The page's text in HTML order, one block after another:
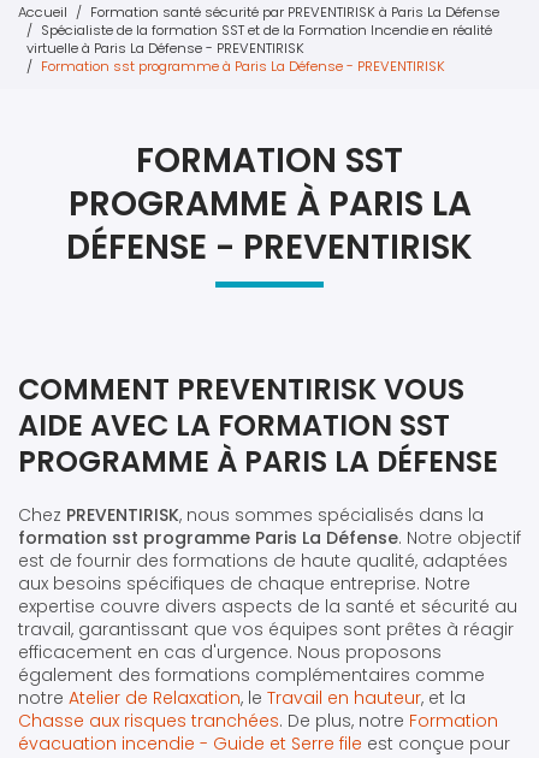
Accueil
Formation santé sécurité par PREVENTIRISK à Paris La Défense
Spécialiste de la formation SST et de la Formation Incendie en réalité
virtuelle à Paris La Défense - PREVENTIRISK
Formation sst programme à Paris La Défense - PREVENTIRISK
FORMATION SST
PROGRAMME À PARIS LA
DÉFENSE - PREVENTIRISK
COMMENT PREVENTIRISK VOUS
AIDE AVEC LA FORMATION SST
PROGRAMME À PARIS LA DÉFENSE
Chez PREVENTIRISK, nous sommes spécialisés dans la
formation sst programme Paris La Défense. Notre objectif
est de fournir des formations de haute qualité, adaptées
aux besoins spécifiques de chaque entreprise. Notre
expertise couvre divers aspects de la santé et sécurité au
travail, garantissant que vos équipes sont prêtes à réagir
efficacement en cas d'urgence. Nous proposons
également des formations complémentaires comme
notre Atelier de Relaxation, le Travail en hauteur, et la
Chasse aux risques tranchées. De plus, notre Formation
évacuation incendie - Guide et Serre file est conçue pour